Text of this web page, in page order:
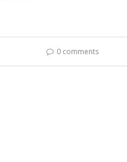
0 comments